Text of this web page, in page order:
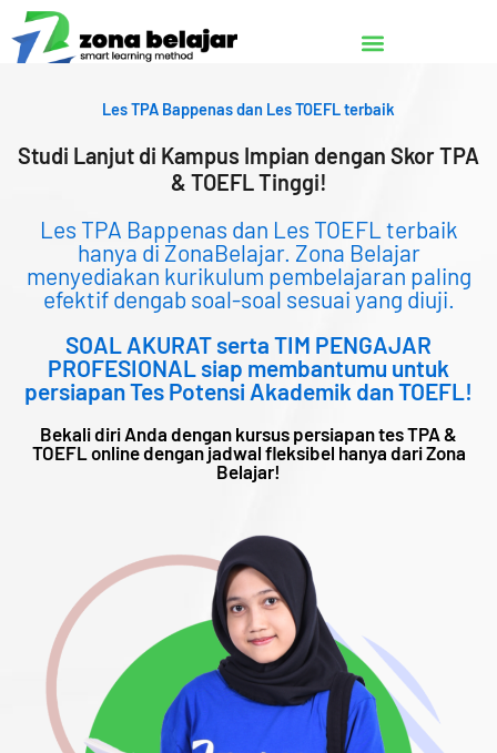
Lewati
ke
konten
Les TPA Bappenas dan Les TOEFL terbaik
Studi Lanjut di Kampus Impian dengan Skor TPA
& TOEFL Tinggi!
Les TPA Bappenas dan Les TOEFL terbaik
hanya di ZonaBelajar. Zona Belajar
menyediakan kurikulum pembelajaran paling
efektif dengab soal-soal sesuai yang diuji.
SOAL AKURAT serta TIM PENGAJAR
PROFESIONAL siap membantumu untuk
persiapan Tes Potensi Akademik dan TOEFL!
Bekali diri Anda dengan kursus persiapan tes TPA &
TOEFL online dengan jadwal fleksibel hanya dari Zona
Belajar!